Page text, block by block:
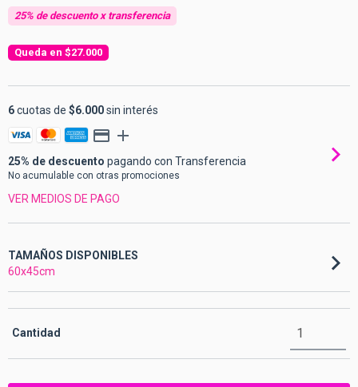
$27.000
6cuotas de $6.000sin interés
25% de descuento pagando con Transferencia
No acumulable con otras promociones
VER MEDIOS DE PAGO
TAMAÑOS DISPONIBLES
60x45cm
Cantidad